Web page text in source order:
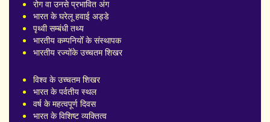
रोग वा उनसे प्रभावित अंग
भारत के घरेलू हवाई अड्डे
पृथ्वी सम्बंधी तथ्य
भारतीय कम्पनियोँ के संस्थापक
भारतीय रज्योंके उच्चतम शिखर
विश्व के उच्चतम शिखर
भारत के पर्वतीय स्थल
वर्ष के महत्वपूर्ण दिवस
भारत के विशिष्ट व्यक्तित्व